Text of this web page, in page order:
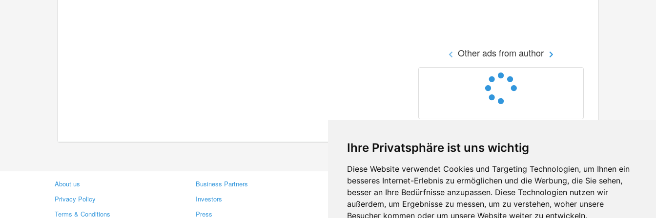
Ihre Privatsphäre ist uns wichtig
Diese Website verwendet Cookies und Targeting Technologien, um Ihnen ein
besseres Internet-Erlebnis zu ermöglichen und die Werbung, die Sie sehen,
besser an Ihre Bedürfnisse anzupassen. Diese Technologien nutzen wir
außerdem, um Ergebnisse zu messen, um zu verstehen, woher unsere
Besucher kommen oder um unsere Website weiter zu entwickeln.
Other ads from author
About us
Privacy Policy
Terms & Conditions
Business Partners
Investors
Press
Contacts
Feedback
Report A Bug
Facebook
Twitter
YouTube